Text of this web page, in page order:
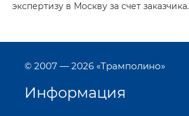
экспертизу в Москву за счет заказчика.
© 2007 — 2026 «Трамполино»
Информация